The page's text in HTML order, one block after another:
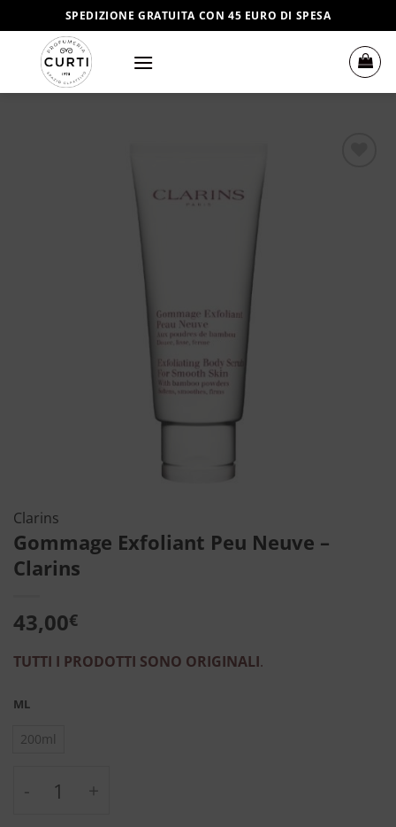
ai
contenuti
SPEDIZIONE GRATUITA CON 45 EURO DI SPESA
Clarins
Gommage Exfoliant Peu Neuve –
Clarins
43,00€
TUTTI I PRODOTTI SONO ORIGINALI.
ML
200ml
Gommage Exfoliant Peu Neuve - Clarins